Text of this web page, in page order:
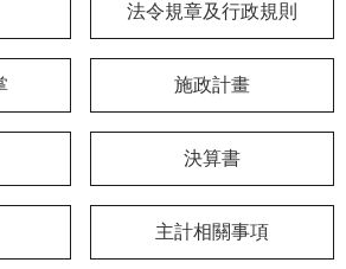
法令規章及行政規則
施政計畫
決算書
主計相關事項